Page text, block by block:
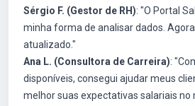
Sérgio F. (Gestor de RH): "O Portal
minha forma de analisar dados.
atualizado."
Ana L. (Consultora de Carreira):
disponíveis, consegui ajudar meus
melhor suas expectativas salariais no